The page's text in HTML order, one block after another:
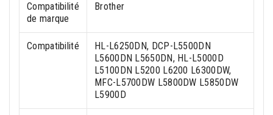
Compatibilité
de marque
Brother
Compatibilité
HL-L6250DN, DCP-L5500DN
L5600DN L5650DN, HL-L5000D
L5100DN L5200 L6200 L6300DW,
MFC-L5700DW L5800DW L5850DW
L5900D